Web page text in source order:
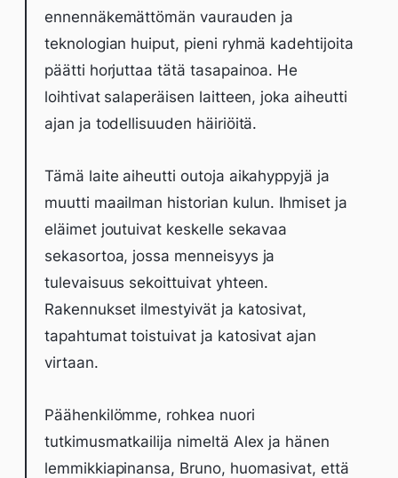
ennennäkemättömän vaurauden ja
teknologian huiput, pieni ryhmä kadehtijoita
päätti horjuttaa tätä tasapainoa. He
loihtivat salaperäisen laitteen, joka aiheutti
ajan ja todellisuuden häiriöitä.
Tämä laite aiheutti outoja aikahyppyjä ja
muutti maailman historian kulun. Ihmiset ja
eläimet joutuivat keskelle sekavaa
sekasortoa, jossa menneisyys ja
tulevaisuus sekoittuivat yhteen.
Rakennukset ilmestyivät ja katosivat,
tapahtumat toistuivat ja katosivat ajan
virtaan.
Päähenkilömme, rohkea nuori
tutkimusmatkailija nimeltä Alex ja hänen
lemmikkiapinansa, Bruno, huomasivat, että